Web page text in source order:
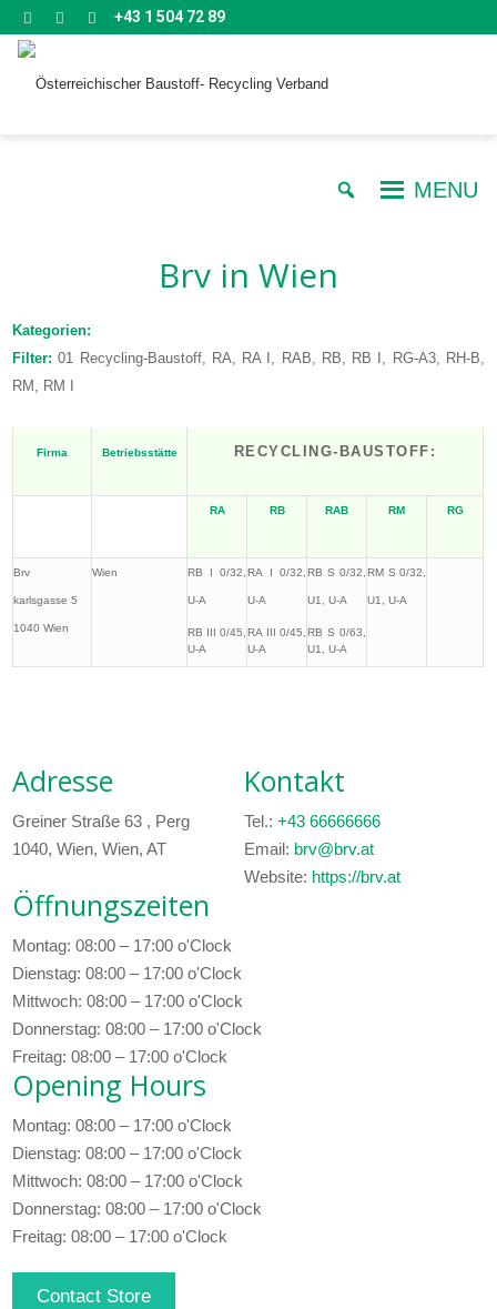
+43 1 504 72 89
MENU
Brv in Wien
Kategorien:
Filter:01 Recycling-Baustoff, RA, RA I, RAB, RB, RB I, RG-A3, RH-B,
RM, RM I
Firma Betriebsstätte RECYCLING-BAUSTOFF:
RA RB RAB RM RG
Brv
karlsgasse 5
1040 Wien
Wien RB I 0/32,
U-A
RB III 0/45,
U-A
RA I 0/32,
U-A
RA III 0/45,
U-A
RB S 0/32,
U1, U-A
RB S 0/63,
U1, U-A
RM S 0/32,
U1, U-A
Adresse
Greiner Straße 63 , Perg
1040, Wien, Wien, AT
Kontakt
Tel.: +43 66666666
Email: brv@brv.at
Website: https://brv.at
Öffnungszeiten
Montag: 08:00 – 17:00 o'Clock
Dienstag: 08:00 – 17:00 o'Clock
Mittwoch: 08:00 – 17:00 o'Clock
Donnerstag: 08:00 – 17:00 o'Clock
Freitag: 08:00 – 17:00 o'Clock
Opening Hours
Montag: 08:00 – 17:00 o'Clock
Dienstag: 08:00 – 17:00 o'Clock
Mittwoch: 08:00 – 17:00 o'Clock
Donnerstag: 08:00 – 17:00 o'Clock
Freitag: 08:00 – 17:00 o'Clock
Contact Store